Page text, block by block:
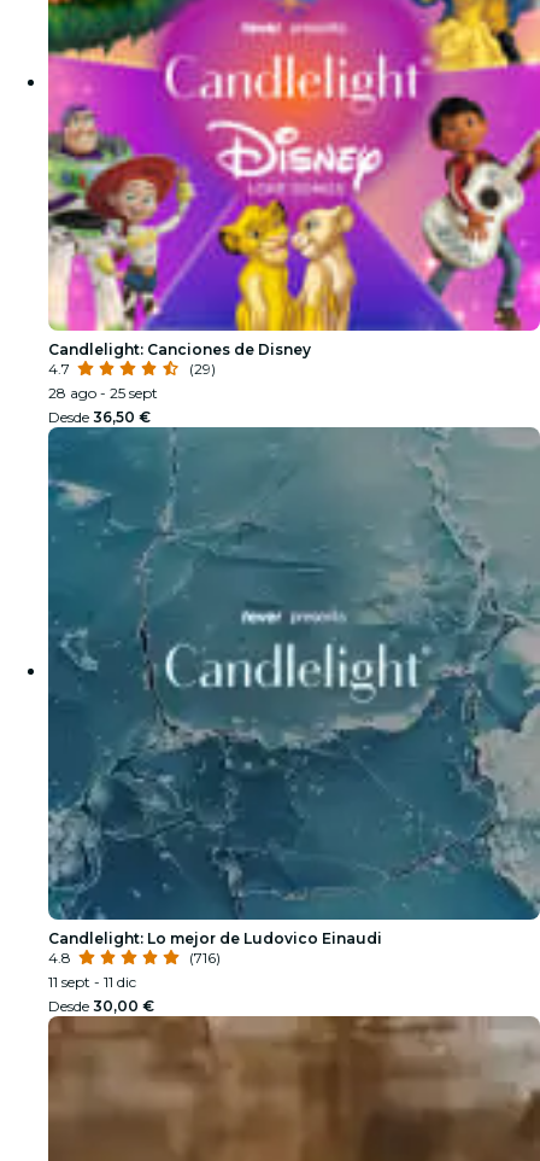
Candlelight: Canciones de Disney
4.7
(29)
28 ago - 25 sept
Desde 36,50 €
Candlelight: Lo mejor de Ludovico Einaudi
4.8
(716)
11 sept - 11 dic
Desde 30,00 €